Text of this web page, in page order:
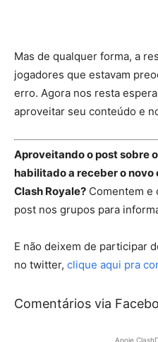
Mas de qualquer forma, a
jogadores que estavam
erro. Agora nos resta
aproveitar seu conteúdo e
Aproveitando o post sobre
habilitado a receber o novo
Clash Royale? Comentem e
post nos grupos para
E não deixem de participar
no twitter, clique aqui pra
Comentários via
Apoie